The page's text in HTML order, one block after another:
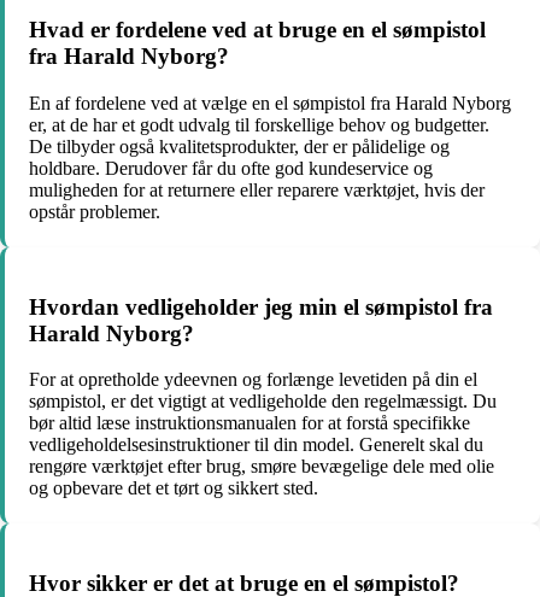
Hvad er fordelene ved at bruge en el sømpistol
fra Harald Nyborg?
En af fordelene ved at vælge en el sømpistol fra Harald Nyborg
er, at de har et godt udvalg til forskellige behov og budgetter.
De tilbyder også kvalitetsprodukter, der er pålidelige og
holdbare. Derudover får du ofte god kundeservice og
muligheden for at returnere eller reparere værktøjet, hvis der
opstår problemer.
Hvordan vedligeholder jeg min el sømpistol fra
Harald Nyborg?
For at opretholde ydeevnen og forlænge levetiden på din el
sømpistol, er det vigtigt at vedligeholde den regelmæssigt. Du
bør altid læse instruktionsmanualen for at forstå specifikke
vedligeholdelsesinstruktioner til din model. Generelt skal du
rengøre værktøjet efter brug, smøre bevægelige dele med olie
og opbevare det et tørt og sikkert sted.
Hvor sikker er det at bruge en el sømpistol?